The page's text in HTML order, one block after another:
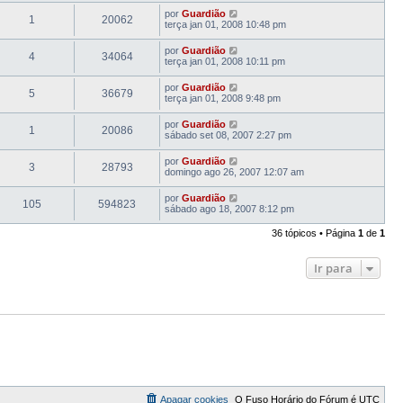
1 20062 por Guardião
terça jan 01, 2008 10:48 pm
4 34064 por Guardião
terça jan 01, 2008 10:11 pm
5 36679 por Guardião
terça jan 01, 2008 9:48 pm
1 20086 por Guardião
sábado set 08, 2007 2:27 pm
3 28793 por Guardião
domingo ago 26, 2007 12:07 am
105 594823 por Guardião
sábado ago 18, 2007 8:12 pm
36 tópicos • Página 1 de 1
Ir para
O Fuso Horário do Fórum é UTC
Apagar cookies